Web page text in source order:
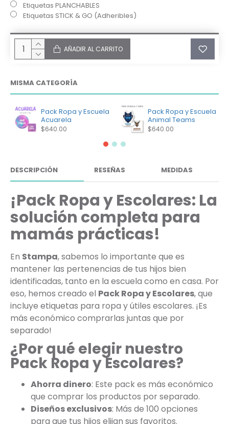
Etiquetas PLANCHABLES
Etiquetas STICK & GO (Adheribles)
AÑADIR AL CARRITO
MISMA CATEGORÍA
Pack Ropa y Escuela
Acuarela
$640.00
Pack Ropa y Escuela
Animal Teams
$640.00
DESCRIPCIÓN RESEÑAS MEDIDAS
¡Pack Ropa y Escolares: La
solución completa para
mamás prácticas!
En Stampa, sabemos lo importante que es
mantener las pertenencias de tus hijos bien
identificadas, tanto en la escuela como en casa. Por
eso, hemos creado el Pack Ropa y Escolares, que
incluye etiquetas para ropa y útiles escolares. ¡Es
más económico comprarlas juntas que por
separado!
¿Por qué elegir nuestro
Pack Ropa y Escolares?
Ahorra dinero: Este pack es más económico
que comprar los productos por separado.
Diseños exclusivos: Más de 100 opciones
para que tus hijos elijan sus favoritos.